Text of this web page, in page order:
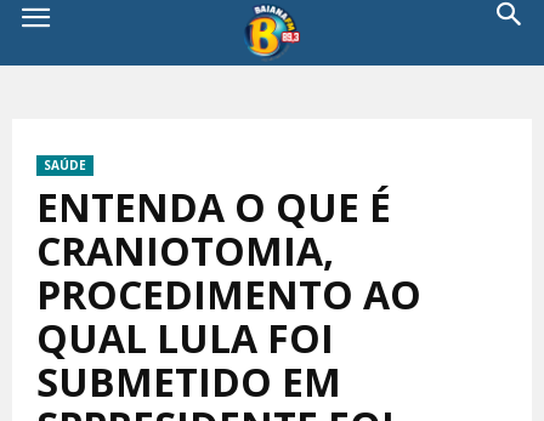
SAÚDE
ENTENDA O QUE É
CRANIOTOMIA,
PROCEDIMENTO AO
QUAL LULA FOI
SUBMETIDO EM